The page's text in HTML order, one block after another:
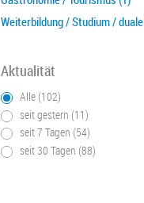
Weiterbildung / Studium /
Aktualität
Alle (102)
seit gestern (11)
seit 7 Tagen (54)
seit 30 Tagen (88)